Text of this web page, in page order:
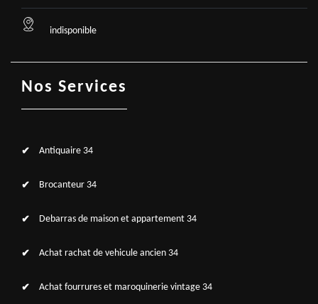
indisponible
Nos Services
Antiquaire 34
Brocanteur 34
Debarras de maison et appartement 34
Achat rachat de vehicule ancien 34
Achat fourrures et maroquinerie vintage 34